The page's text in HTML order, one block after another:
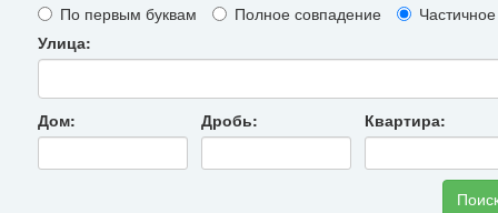
По первым буквам Полное совпадение
Частичное
Улица:
Дом: Дробь: Квартира: